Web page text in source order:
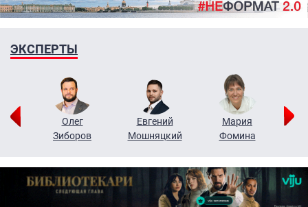
ЭКСПЕРТЫ
Олег
Зиборов
Евгений
Мошняцкий
Мария
Фомина